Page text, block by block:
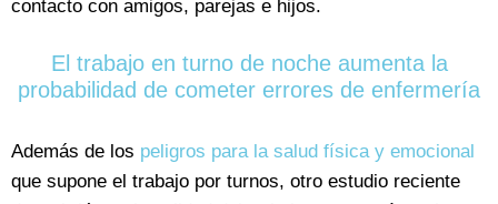
contacto con amigos, parejas e hijos.
El trabajo en turno de noche aumenta la
probabilidad de cometer errores de enfermería
Además de los peligros para la salud física y emocional
que supone el trabajo por turnos, otro estudio reciente